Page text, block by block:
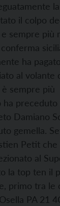
il colpo
sempre più
ha
al volante
sempre più
ha
Damiano
gemella.
Petit che
al
la top ten il
primo tra le
PA 21